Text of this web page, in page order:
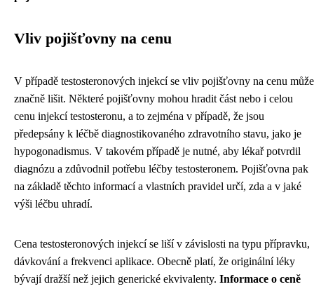
Vliv pojišťovny na cenu
V případě testosteronových injekcí se vliv pojišťovny na cenu může
značně lišit. Některé pojišťovny mohou hradit část nebo i celou
cenu injekcí testosteronu, a to zejména v případě, že jsou
předepsány k léčbě diagnostikovaného zdravotního stavu, jako je
hypogonadismus. V takovém případě je nutné, aby lékař potvrdil
diagnózu a zdůvodnil potřebu léčby testosteronem. Pojišťovna pak
na základě těchto informací a vlastních pravidel určí, zda a v jaké
výši léčbu uhradí.
Cena testosteronových injekcí se liší v závislosti na typu přípravku,
dávkování a frekvenci aplikace. Obecně platí, že originální léky
bývají dražší než jejich generické ekvivalenty. Informace o ceně